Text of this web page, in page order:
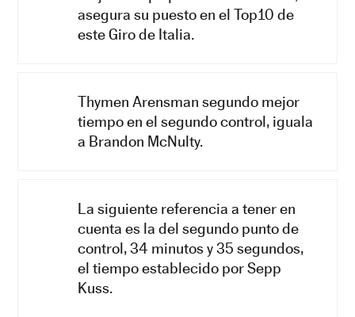
asegura su puesto en el Top10 de
este Giro de Italia.
Thymen Arensman segundo mejor
tiempo en el segundo control, iguala
a Brandon McNulty.
La siguiente referencia a tener en
cuenta es la del segundo punto de
control, 34 minutos y 35 segundos,
el tiempo establecido por Sepp
Kuss.